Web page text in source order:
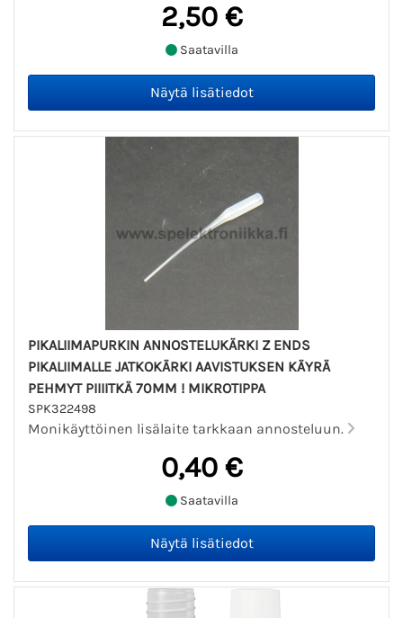
2,50 €
Saatavilla
PIKALIIMAPURKIN ANNOSTELUKÄRKI Z ENDS
PIKALIIMALLE JATKOKÄRKI AAVISTUKSEN KÄYRÄ
PEHMYT PIIIITKÄ 70MM ! MIKROTIPPA
SPK322498
Monikäyttöinen lisälaite tarkkaan annosteluun.
0,40 €
Saatavilla